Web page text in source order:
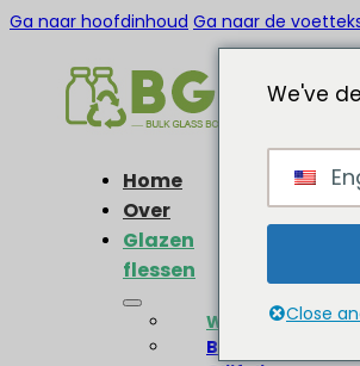
Ga naar hoofdinhoud Ga naar de
Home
Over
Glazen
flessen
Wijnflessen
Bierflessen
We've
Close